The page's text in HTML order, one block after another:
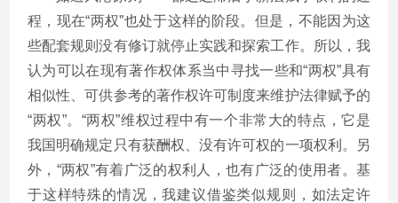
程，现在“两权”也处于这样的阶段。但是，不能因为这
些配套规则没有修订就停止实践和探索工作。所以，我
认为可以在现有著作权体系当中寻找一些和“两权”具有
相似性、可供参考的著作权许可制度来维护法律赋予的
“两权”。“两权”维权过程中有一个非常大的特点，它是
我国明确规定只有获酬权、没有许可权的一项权利。另
外，“两权”有着广泛的权利人，也有广泛的使用者。基
于这样特殊的情况，我建议借鉴类似规则，如法定许